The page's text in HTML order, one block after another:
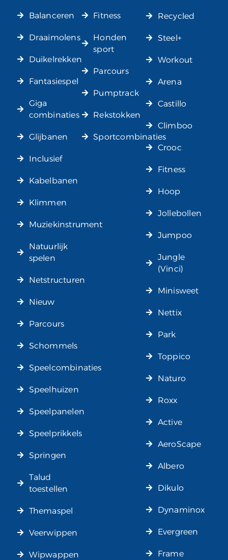
Balanceren
Draaimolens
Duikelrekken
Fantasiespel
Giga
combinaties
Glijbanen
Inclusief
Kabelbanen
Klimmen
Muziekinstrument
Natuurlijk
spelen
Netstructuren
Nieuw
Parcours
Schommels
Speelcombinaties
Speelhuizen
Speelpanelen
Speelprikkels
Springen
Talud
toestellen
Themaspel
Veerwippen
Wipwappen
Fitness
Honden
sport
Parcours
Pumptrack
Rekstokken
Sportcombinaties
Recycled
Steel+
Workout
Arena
Castillo
Climboo
Crooc
Fitness
Hoop
Jollebollen
Jumpoo
Jungle
(Vinci)
Minisweet
Nettix
Park
Toppico
Naturo
Roxx
Active
AeroScape
Albero
Dikulo
Dynaminox
Evergreen
Frame